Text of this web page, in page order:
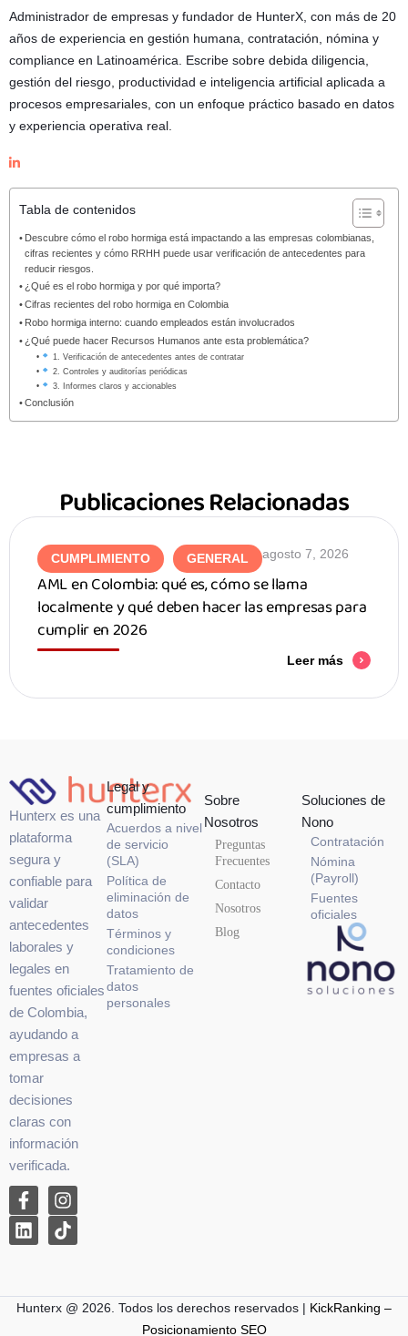
Administrador de empresas y fundador de HunterX, con más de 20
años de experiencia en gestión humana, contratación, nómina y
compliance en Latinoamérica. Escribe sobre debida diligencia,
gestión del riesgo, productividad e inteligencia artificial aplicada a
procesos empresariales, con un enfoque práctico basado en datos
y experiencia operativa real.
Tabla de contenidos
Descubre cómo el robo hormiga está impactando a las empresas colombianas,
cifras recientes y cómo RRHH puede usar verificación de antecedentes para
reducir riesgos.
¿Qué es el robo hormiga y por qué importa?
Cifras recientes del robo hormiga en Colombia
Robo hormiga interno: cuando empleados están involucrados
¿Qué puede hacer Recursos Humanos ante esta problemática?
1. Verificación de antecedentes antes de contratar
2. Controles y auditorías periódicas
3. Informes claros y accionables
Conclusión
Publicaciones Relacionadas
CUMPLIMIENTO GENERAL agosto 7, 2026
AML en Colombia: qué es, cómo se llama
localmente y qué deben hacer las empresas para
cumplir en 2026
Leer más
Hunterx es una
plataforma
segura y
confiable para
validar
antecedentes
laborales y
legales en
fuentes oficiales
de Colombia,
ayudando a
empresas a
tomar
decisiones
claras con
información
verificada.
Legal y
cumplimiento
Acuerdos a nivel
de servicio
(SLA)
Política de
eliminación de
datos
Términos y
condiciones
Tratamiento de
datos
personales
Sobre
Nosotros
Preguntas
Frecuentes
Contacto
Nosotros
Blog
Soluciones de
Nono
Contratación
Nómina
(Payroll)
Fuentes
oficiales
Hunterx @ 2026. Todos los derechos reservados | KickRanking –
Posicionamiento SEO